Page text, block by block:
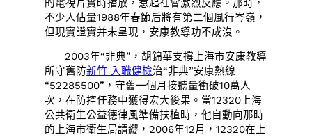
不少人估量1988年春節后將有第二個風行岑嶺，
但現實證實并未呈現，安康教導功不成沒。
2003年“非典”，胡錦華支撐上海市安康教導
所守舊防新竹 入職健檢治“非典”安康熱線
“52285500”，守舊一個月接聽量衝破10萬人
次，在防控任務中獲得宏大後果。當12320上海
公共衛生公益德律風準備扶植時，他自動向那時
的上海市衛生局請纓，2006年12月，12320在上